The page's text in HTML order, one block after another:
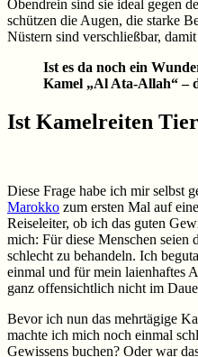
Obendrein sind sie ideal gegen
schützen die Augen, die starke
Nüstern sind verschließbar,
Ist es da noch ein
Kamel „Al Ata-Allah“ –
Ist Kamelreiten
Diese Frage habe ich mir selbst
Marokko zum ersten Mal auf
Reiseleiter, ob ich das guten
mich: Für diese Menschen seien
schlecht zu behandeln. Ich
einmal und für mein laienhaftes
ganz offensichtlich nicht im
Bevor ich nun das mehrtägige
machte ich mich noch einmal
Gewissens buchen? Oder war